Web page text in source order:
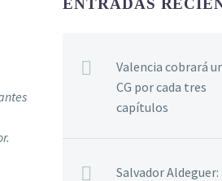
ENTRADAS
Valencia cobrará
CG por cada tres
capítulos
Salvador Aldeguer: